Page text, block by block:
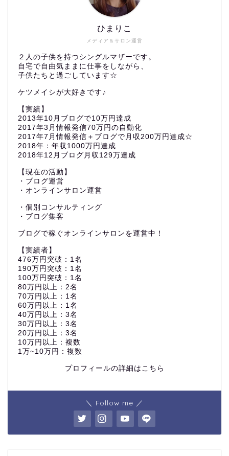
メディア＆サロン運営
ひまりこ
２人の子供を持つシングルマザーです。
自宅で自由気ままに仕事をしながら、
子供たちと過ごしています☆
ケツメイシが大好きです♪
【実績】
2013年10月ブログで10万円達成
2017年3月情報発信70万円の自動化
2017年7月情報発信＋ブログで月収200万円達成☆
2018年：年収1000万円達成
2018年12月ブログ月収129万達成
【現在の活動】
・ブログ運営
・オンラインサロン運営
・個別コンサルティング
・ブログ集客
ブログで稼ぐオンラインサロンを運営中！
【実績者】
476万円突破：1名
190万円突破：1名
100万円突破：1名
80万円以上：2名
70万円以上：1名
60万円以上：1名
40万円以上：3名
30万円以上：3名
20万円以上：3名
10万円以上：複数
1万~10万円：複数
プロフィールの詳細はこちら
＼ Follow me ／